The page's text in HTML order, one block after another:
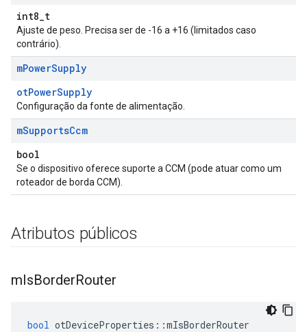
int8_t
Ajuste de peso. Precisa ser de -16 a +16 (limitados caso
contrário).
mPowerSupply
otPowerSupply
Configuração da fonte de alimentação.
mSupportsCcm
bool
Se o dispositivo oferece suporte a CCM (pode atuar como um
roteador de borda CCM).
Atributos públicos
mIsBorderRouter
bool otDeviceProperties ::mIsBorderRouter